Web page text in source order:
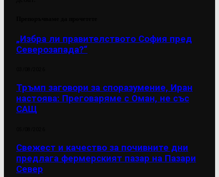
„Избра ли правителството София пред
Северозапада?“
Тръмп заговори за споразумение, Иран
настоява: Преговаряме с Оман, не със
САЩ
Свежест и качество за почивните дни
предлага фермерският пазар на Пазари
Север